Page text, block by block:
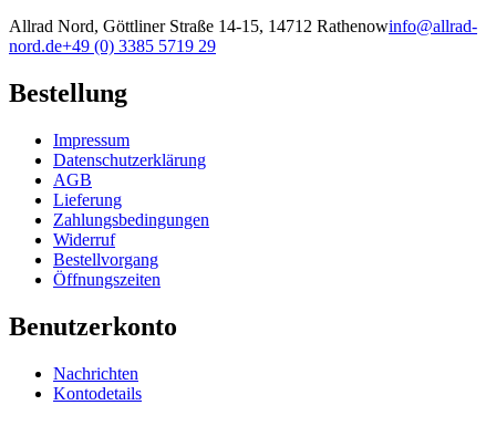
Allrad Nord, Göttliner Straße 14-15, 14712 Rathenowinfo@allrad-
nord.de+49 (0) 3385 5719 29
Bestellung
Impressum
Datenschutzerklärung
AGB
Lieferung
Zahlungsbedingungen
Widerruf
Bestellvorgang
Öffnungszeiten
Benutzerkonto
Nachrichten
Kontodetails